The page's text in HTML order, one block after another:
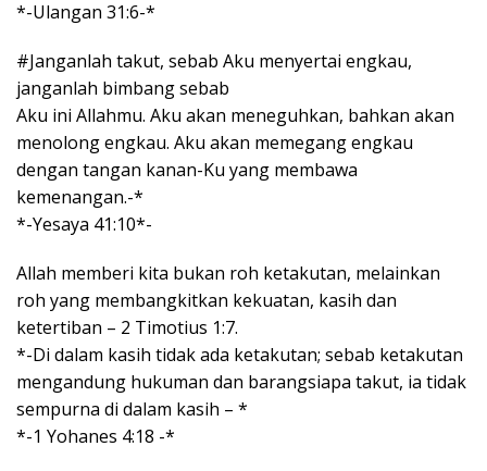
*-Ulangan 31:6-*
#Janganlah takut, sebab Aku menyertai engkau,
janganlah bimbang sebab
Aku ini Allahmu. Aku akan meneguhkan, bahkan akan
menolong engkau. Aku akan memegang engkau
dengan tangan kanan-Ku yang membawa
kemenangan.-*
*-Yesaya 41:10*-
Allah memberi kita bukan roh ketakutan, melainkan
roh yang membangkitkan kekuatan, kasih dan
ketertiban – 2 Timotius 1:7.
*-Di dalam kasih tidak ada ketakutan; sebab ketakutan
mengandung hukuman dan barangsiapa takut, ia tidak
sempurna di dalam kasih – *
*-1 Yohanes 4:18 -*